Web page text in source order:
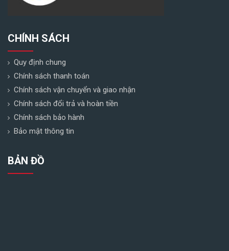
CHÍNH SÁCH
Quy định chung
Chính sách thanh toán
Chính sách vận chuyển và giao nhận
Chính sách đổi trả và hoàn tiền
Chính sách bảo hành
Bảo mật thông tin
BẢN ĐỒ